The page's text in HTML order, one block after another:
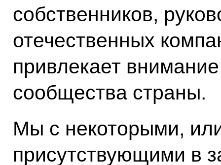
собственников,
отечественных
привлекает
сообщества страны.
Мы с некоторыми,
присутствующими в